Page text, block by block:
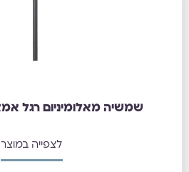
שמשיה מאלומיניום רגל אמצע
לצפייה במוצר